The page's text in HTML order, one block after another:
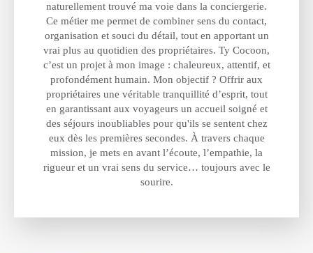
naturellement trouvé ma voie dans la conciergerie.
Ce métier me permet de combiner sens du contact,
organisation et souci du détail, tout en apportant un
vrai plus au quotidien des propriétaires. Ty Cocoon,
c’est un projet à mon image : chaleureux, attentif, et
profondément humain. Mon objectif ? Offrir aux
propriétaires une véritable tranquillité d’esprit, tout
en garantissant aux voyageurs un accueil soigné et
des séjours inoubliables pour qu'ils se sentent chez
eux dès les premières secondes. À travers chaque
mission, je mets en avant l’écoute, l’empathie, la
rigueur et un vrai sens du service… toujours avec le
sourire.